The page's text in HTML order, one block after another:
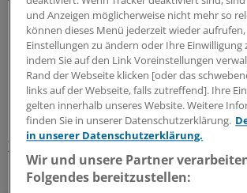
Fachkunde tätig sind, ist seit über zehn
konstant.(di)
Schlagworte:
Weiterbildung Schleswig-Holstein
Ihr Newsletter zum Thema
und Anzeigen möglicherweise nicht mehr so
können dieses Menü jederzeit wieder
Einstellungen zu ändern oder Ihre Einwilligung
indem Sie auf den Link Voreinstellungen
Rand der Webseite klicken [oder das
links auf der Webseite, falls zutreffend]. Ihre
gelten innerhalb unseres Website. Weitere
finden Sie in unserer Datenschutzerklärung.
in unserer Datenschutzerklärung.
Wir und unsere Partner
Folgendes bereitzustellen: